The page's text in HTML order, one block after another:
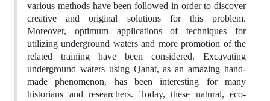
various methods have been followed in order to discover
creative and original solutions for this problem.
Moreover, optimum applications of techniques for
utilizing underground waters and more promotion of the
related training have been considered. Excavating
underground waters using Qanat, as an amazing hand-
made phenomenon, has been interesting for many
historians and researchers. Today, these natural, eco-